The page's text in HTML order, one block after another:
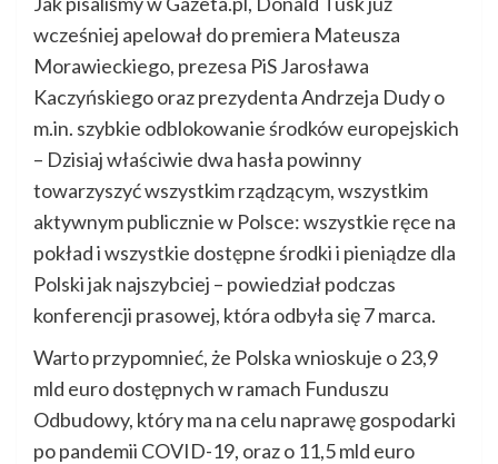
wcześniej apelował do premiera Mateusza
Morawieckiego, prezesa PiS Jarosława
Kaczyńskiego oraz prezydenta Andrzeja Dudy o
m.in. szybkie odblokowanie środków europejskich
– Dzisiaj właściwie dwa hasła powinny
towarzyszyć wszystkim rządzącym, wszystkim
aktywnym publicznie w Polsce: wszystkie ręce na
pokład i wszystkie dostępne środki i pieniądze dla
Polski jak najszybciej – powiedział podczas
konferencji prasowej, która odbyła się 7 marca.
Warto przypomnieć, że Polska wnioskuje o 23,9
mld euro dostępnych w ramach Funduszu
Odbudowy, który ma na celu naprawę gospodarki
po pandemii COVID-19, oraz o 11,5 mld euro